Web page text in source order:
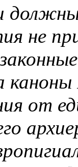
не
от